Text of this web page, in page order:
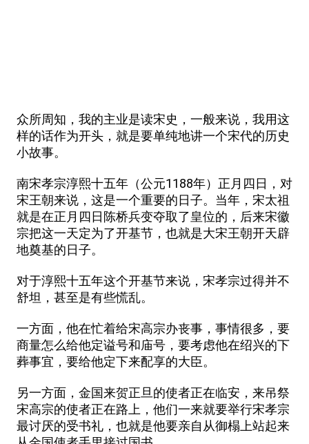
众所周知，我的主业是读宋史，一般来说，我用这
样的话作为开头，就是要单纯地讲一个宋代的历史
小故事。
南宋孝宗淳熙十五年（公元1188年）正月四日，对
宋王朝来说，这是一个重要的日子。当年，宋太祖
就是在正月四日陈桥兵变夺取了皇位的，后来宋徽
宗把这一天定为了开基节，也就是大宋王朝开天辟
地奠基的日子。
对于淳熙十五年这个开基节来说，宋孝宗过得并不
舒坦，甚至是有些慌乱。
一方面，他在忙着给宋高宗办丧事，事情很多，要
商量怎么给他定谥号和庙号，要考虑他在绍兴的下
葬事宜，要给他定下来配享的大臣。
另一方面，金国来贺正旦的使者正在临安，来吊祭
宋高宗的使者正在路上，他们一来就要举行宋孝宗
最讨厌的受书礼，也就是他要亲自从御榻上站起来